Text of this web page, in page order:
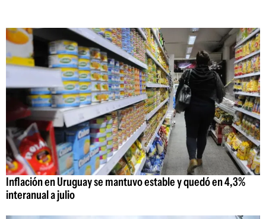
Inflación en Uruguay se mantuvo estable y quedó en 4,3%
interanual a julio